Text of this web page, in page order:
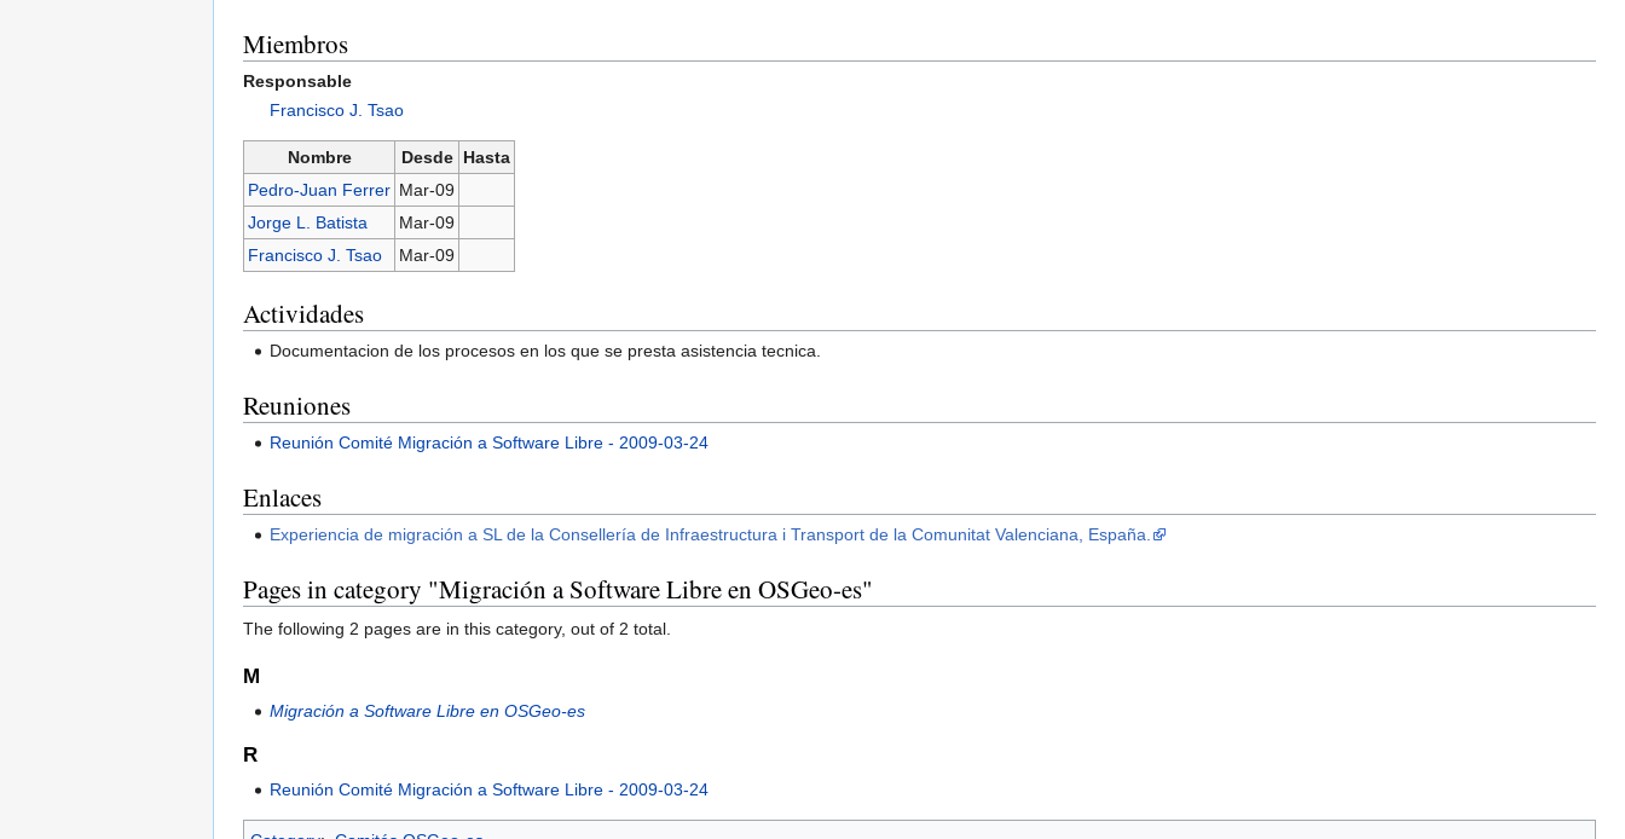
Miembros
Responsable
Francisco J. Tsao
Nombre Desde Hasta
Pedro-Juan Ferrer Mar-09
Jorge L. Batista
Mar-09
Francisco J. Tsao
Mar-09
Actividades
Documentacion de los procesos en los que se presta asistencia tecnica.
Reuniones
Reunión Comité Migración a Software Libre - 2009-03-24
Enlaces
Experiencia de migración a SL de la Consellería de Infraestructura i Transport de la Comunitat Valenciana, España.
Pages in category "Migración a Software Libre en OSGeo-es"
The following 2 pages are in this category, out of 2 total.
M
Migración a Software Libre en OSGeo-es
R
Reunión Comité Migración a Software Libre - 2009-03-24